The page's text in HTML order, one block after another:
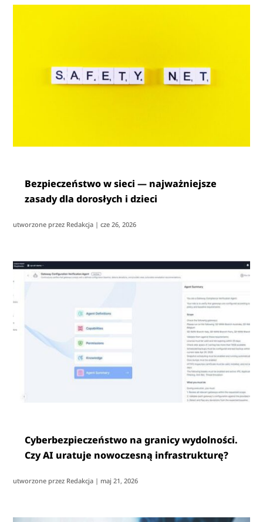
Bezpieczeństwo w sieci — najważniejsze
zasady dla dorosłych i dzieci
utworzone przez Redakcja |cze 26, 2026
Cyberbezpieczeństwo na granicy wydolności.
Czy AI uratuje nowoczesną infrastrukturę?
utworzone przez Redakcja | maj 21, 2026